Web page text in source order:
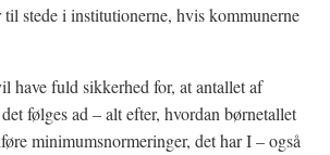
til stede i institutionerne, hvis kommunerne
have fuld sikkerhed for, at antallet af
følges ad – alt efter, hvordan børnetallet
minimumsnormeringer, det har I – også